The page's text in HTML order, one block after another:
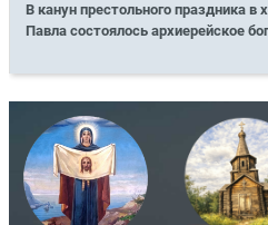
В канун престольного праздника в
Павла состоялось архиерейское